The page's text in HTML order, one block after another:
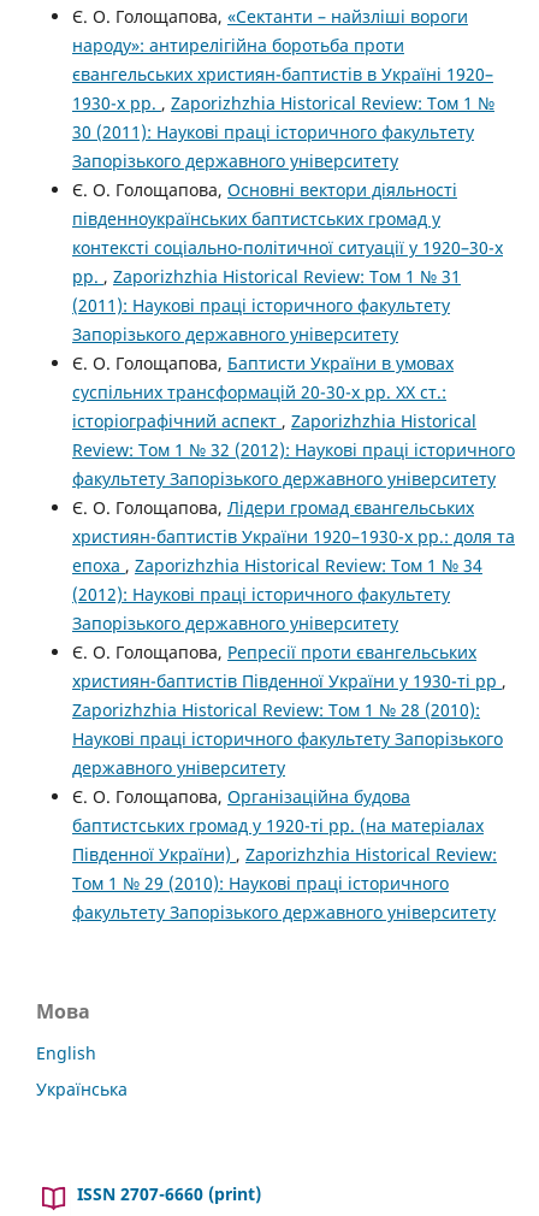
Є. О. Голощапова, «Сектанти – найзліші вороги
народу»: антирелігійна боротьба проти
євангельських християн-баптистів в Україні 1920–
1930-х рр. , Zaporizhzhia Historical Review: Том 1 №
30 (2011): Наукові праці історичного факультету
Запорізького державного університету
Є. О. Голощапова, Основні вектори діяльності
південноукраїнських баптистських громад у
контексті соціально-політичної ситуації у 1920–30-х
рр. , Zaporizhzhia Historical Review: Том 1 № 31
(2011): Наукові праці історичного факультету
Запорізького державного університету
Є. О. Голощапова, Баптисти України в умовах
суспільних трансформацій 20-30-х рр. XX ст.:
історіографічний аспект , Zaporizhzhia Historical
Review: Том 1 № 32 (2012): Наукові праці історичного
факультету Запорізького державного університету
Є. О. Голощапова, Лідери громад євангельських
християн-баптистів України 1920–1930-х рр.: доля та
епоха , Zaporizhzhia Historical Review: Том 1 № 34
(2012): Наукові праці історичного факультету
Запорізького державного університету
Є. О. Голощапова, Репресії проти євангельських
християн-баптистів Південної України у 1930-ті рр ,
Zaporizhzhia Historical Review: Том 1 № 28 (2010):
Наукові праці історичного факультету Запорізького
державного університету
Є. О. Голощапова, Організаційна будова
баптистських громад у 1920-ті рр. (на матеріалах
Південної України) , Zaporizhzhia Historical Review:
Том 1 № 29 (2010): Наукові праці історичного
факультету Запорізького державного університету
Мова
English
Українська
ISSN 2707-6660 (print)